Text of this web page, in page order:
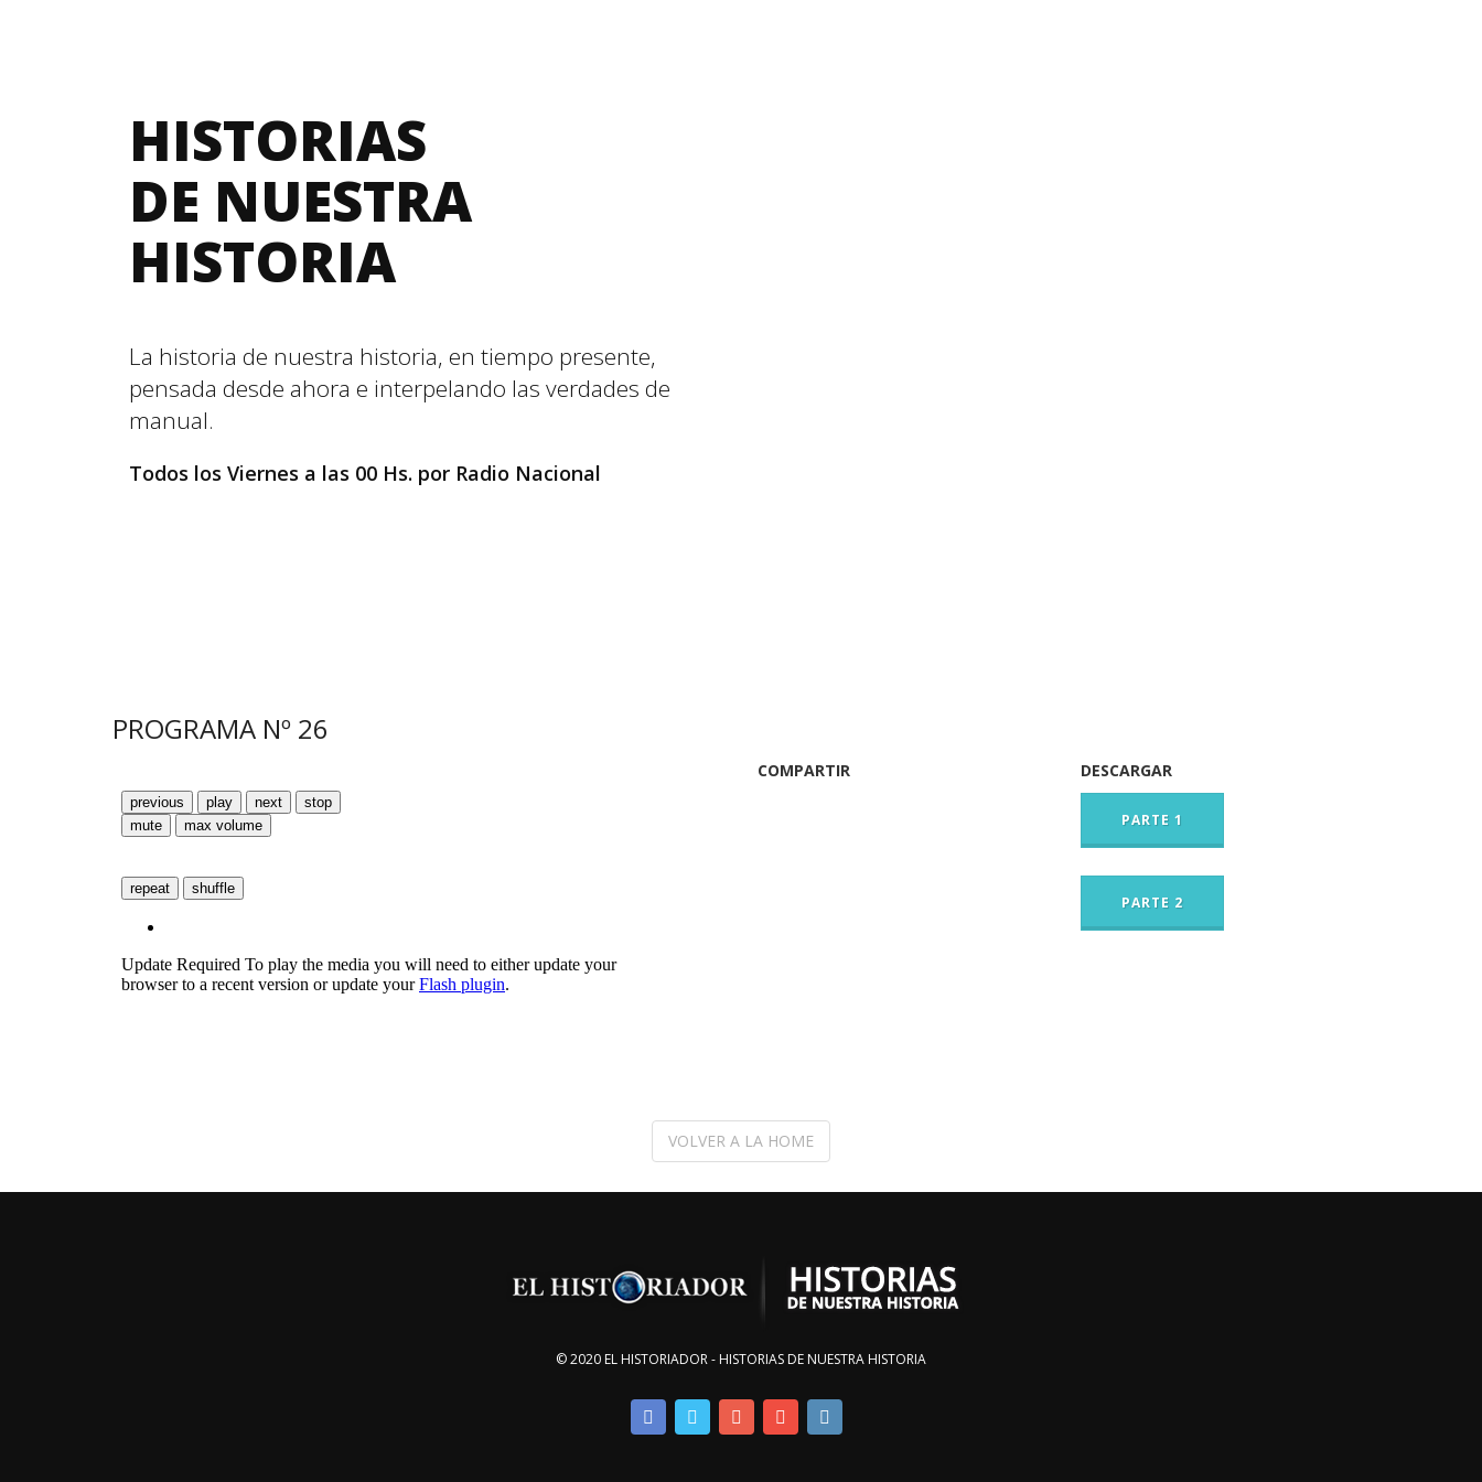
HISTORIAS
DE NUESTRA
HISTORIA
La historia de nuestra historia, en tiempo presente,
pensada desde ahora e interpelando las verdades de
manual.
Todos los Viernes a las 00 Hs. por Radio Nacional
PROGRAMA Nº 26
COMPARTIR DESCARGAR
PARTE 1
PARTE 2
VOLVER A LA HOME
© 2020 EL HISTORIADOR - HISTORIAS DE NUESTRA HISTORIA